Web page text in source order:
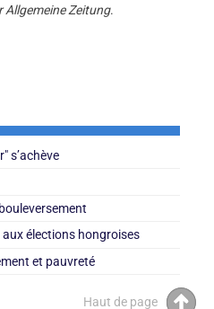
AllgemeineZeitung.
s’achève
aux élections hongroises
et pauvreté
Haut de page